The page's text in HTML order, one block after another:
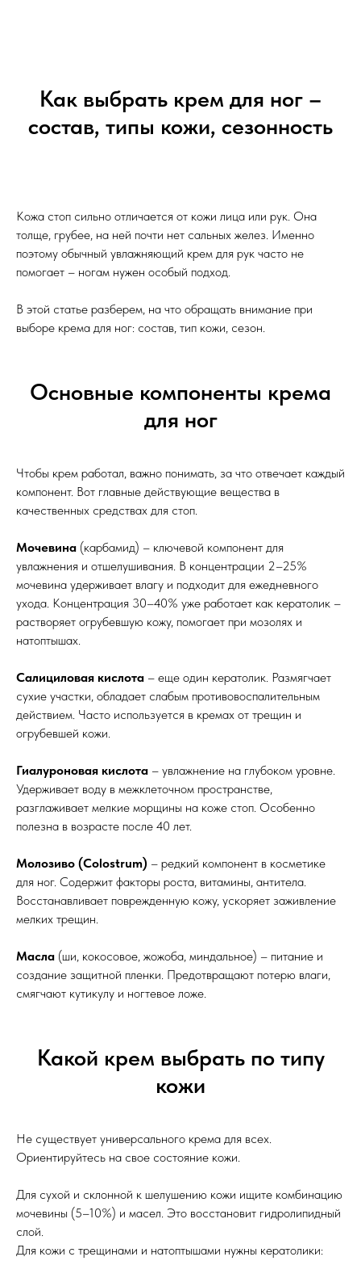
Как выбрать крем для ног –
состав, типы кожи, сезонность
Кожа стоп сильно отличается от кожи лица или рук. Она
толще, грубее, на ней почти нет сальных желез. Именно
поэтому обычный увлажняющий крем для рук часто не
помогает – ногам нужен особый подход.
В этой статье разберем, на что обращать внимание при
выборе крема для ног: состав, тип кожи, сезон.
Основные компоненты крема
для ног
Чтобы крем работал, важно понимать, за что отвечает каждый
компонент. Вот главные действующие вещества в
качественных средствах для стоп.
Мочевина (карбамид) – ключевой компонент для
увлажнения и отшелушивания. В концентрации 2–25%
мочевина удерживает влагу и подходит для ежедневного
ухода. Концентрация 30–40% уже работает как кератолик –
растворяет огрубевшую кожу, помогает при мозолях и
натоптышах.
Салициловая кислота – еще один кератолик. Размягчает
сухие участки, обладает слабым противовоспалительным
действием. Часто используется в кремах от трещин и
огрубевшей кожи.
Гиалуроновая кислота – увлажнение на глубоком уровне.
Удерживает воду в межклеточном пространстве,
разглаживает мелкие морщины на коже стоп. Особенно
полезна в возрасте после 40 лет.
Молозиво (Colostrum) – редкий компонент в косметике
для ног. Содержит факторы роста, витамины, антитела.
Восстанавливает поврежденную кожу, ускоряет заживление
мелких трещин.
Масла (ши, кокосовое, жожоба, миндальное) – питание и
создание защитной пленки. Предотвращают потерю влаги,
смягчают кутикулу и ногтевое ложе.
Какой крем выбрать по типу
кожи
Не существует универсального крема для всех.
Ориентируйтесь на свое состояние кожи.
Для сухой и склонной к шелушению кожи ищите комбинацию
мочевины (5–10%) и масел. Это восстановит гидролипидный
слой.
Для кожи с трещинами и натоптышами нужны кератолики: